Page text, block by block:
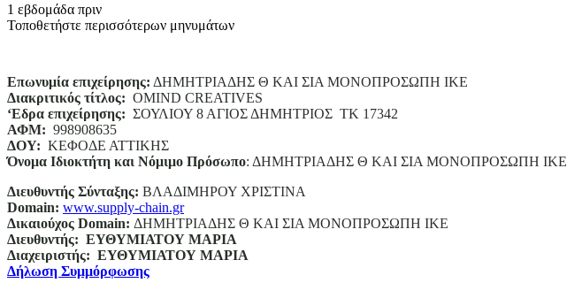
1 εβδομάδα πριν
Τοποθετήστε περισσότερων μηνυμάτων
Επωνυμία επιχείρησης: ΔΗΜΗΤΡΙΑΔΗΣ Θ ΚΑΙ ΣΙΑ ΜΟΝΟΠΡΟΣΩΠΗ ΙΚΕ
Διακριτικός τίτλος: ΟΜΙΝD CREATIVES
‘Eδρα επιχείρησης: ΣΟΥΛΙΟΥ 8 ΑΓΙΟΣ ΔΗΜΗΤΡΙΟΣ ΤΚ 17342
ΑΦΜ: 998908635
ΔΟΥ: ΚΕΦΟΔΕ ΑΤΤΙΚΗΣ
Όνομα Ιδιοκτήτη και Νόμιμο Πρόσωπο: ΔΗΜΗΤΡΙΑΔΗΣ Θ ΚΑΙ ΣΙΑ ΜΟΝΟΠΡΟΣΩΠΗ ΙΚΕ
Διευθυντής Σύνταξης: ΒΛΑΔΙΜΗΡΟΥ ΧΡΙΣΤΙΝΑ
Domain: www.supply-chain.gr
Δικαιούχος Domain: ΔΗΜΗΤΡΙΑΔΗΣ Θ ΚΑΙ ΣΙΑ ΜΟΝΟΠΡΟΣΩΠΗ ΙΚΕ
Διευθυντής: ΕΥΘΥΜΙΑΤΟΥ ΜΑΡΙΑ
Διαχειριστής: ΕΥΘΥΜΙΑΤΟΥ ΜΑΡΙΑ
Δήλωση Συμμόρφωσης